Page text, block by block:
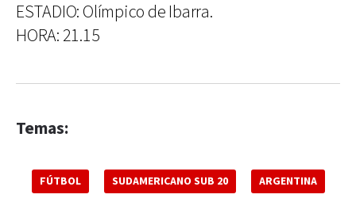
ESTADIO: Olímpico de Ibarra.
HORA: 21.15
Temas:
FÚTBOL SUDAMERICANO SUB 20 ARGENTINA